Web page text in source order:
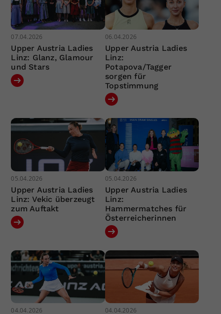
07.04.2026
Upper Austria Ladies
Linz: Glanz, Glamour
und Stars
06.04.2026
Upper Austria Ladies
Linz:
Potapova/Tagger
sorgen für
Topstimmung
05.04.2026
Upper Austria Ladies
Linz: Vekic überzeugt
zum Auftakt
05.04.2026
Upper Austria Ladies
Linz:
Hammermatches für
Österreicherinnen
04.04.2026 04.04.2026